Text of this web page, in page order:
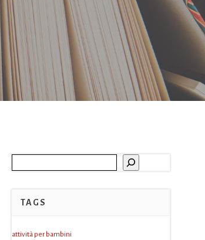
TAGS
attività per bambini